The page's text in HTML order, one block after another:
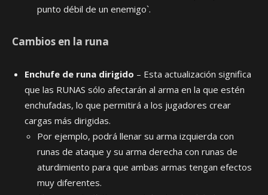
punto débil de un enemigo`.
Cambios en la runa
Enchufe de runa dirigido – Esta actualización significa
que las RUNAS sólo afectarán al arma en la que estén
enchufadas, lo que permitirá a los jugadores crear
cargas más dirigidas.
Por ejemplo, podrá llenar su arma izquierda con
runas de ataque y su arma derecha con runas de
aturdimiento para que ambas armas tengan efectos
muy diferentes.